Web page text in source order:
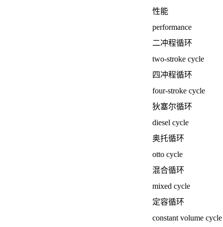
性能
performance
二冲程循环
two-stroke cycle
四冲程循环
four-stroke cycle
狄塞尔循环
diesel cycle
奥托循环
otto cycle
混合循环
mixed cycle
定容循环
constant volume cycle